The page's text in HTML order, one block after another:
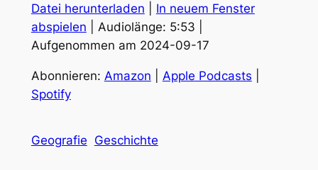
Amazon Apple Podcasts
TEILEN
LINK
EMBED
Datei herunterladen
In neuem Fenster
abspielen
Audiolänge: 5:53
Aufgenommen am 2024-09-17
Abonnieren: Amazon Apple Podcasts
Spotify
Geografie Geschichte